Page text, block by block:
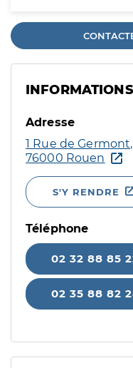
Adresse
1 Rue de Germont,
76000 Rouen
S'Y RENDRE
Téléphone
02 32 88 85
02 35 88 82